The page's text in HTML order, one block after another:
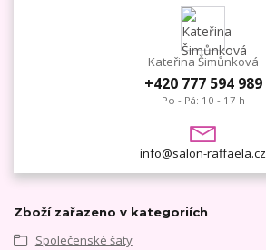
Kateřina Šimůnková
+420 777 594 989
Po - Pá: 10 - 17 h
info@salon-raffaela.cz
Zboží zařazeno v kategoriích
Společenské šaty